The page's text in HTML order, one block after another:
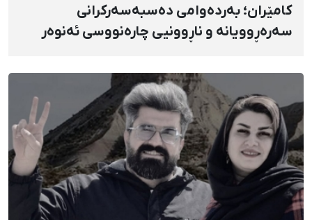
کامێران؛ بەردەوامی دەسبەسەرکرانی
سەرەڕوویانە و ناڕوونیی چارەنووسی ئەنوەر